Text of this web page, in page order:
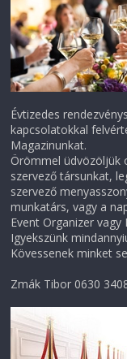
Évtizedes
kapcsolatokkal
Magazinunkat.
Örömmel üdvözöljük
szervező társunkat,
szervező
munkatárs, vagy a
Event Organizer vagy
Igyekszünk
Kövessenek minket
Zmák Tibor 0630